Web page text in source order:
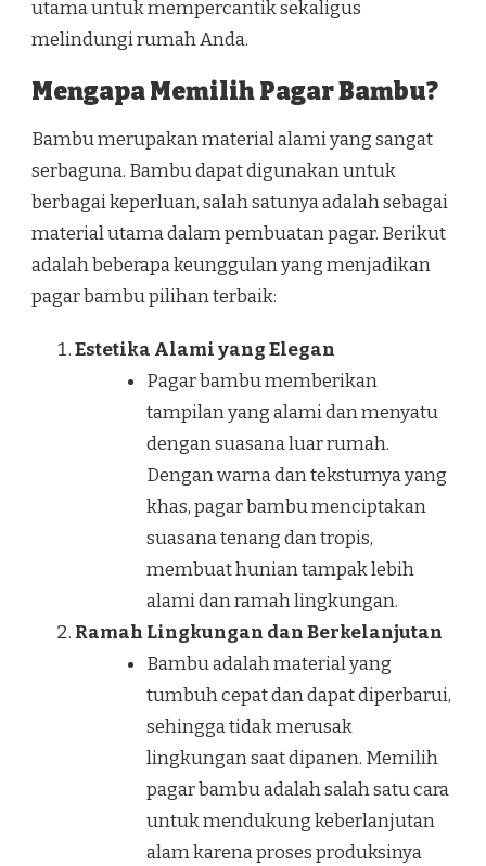
utama untuk mempercantik sekaligus
melindungi rumah Anda.
Mengapa Memilih Pagar Bambu?
Bambu merupakan material alami yang sangat
serbaguna. Bambu dapat digunakan untuk
berbagai keperluan, salah satunya adalah sebagai
material utama dalam pembuatan pagar. Berikut
adalah beberapa keunggulan yang menjadikan
pagar bambu pilihan terbaik:
Estetika Alami yang Elegan
Pagar bambu memberikan
tampilan yang alami dan menyatu
dengan suasana luar rumah.
Dengan warna dan teksturnya yang
khas, pagar bambu menciptakan
suasana tenang dan tropis,
membuat hunian tampak lebih
alami dan ramah lingkungan.
Ramah Lingkungan dan Berkelanjutan
Bambu adalah material yang
tumbuh cepat dan dapat diperbarui,
sehingga tidak merusak
lingkungan saat dipanen. Memilih
pagar bambu adalah salah satu cara
untuk mendukung keberlanjutan
alam karena proses produksinya